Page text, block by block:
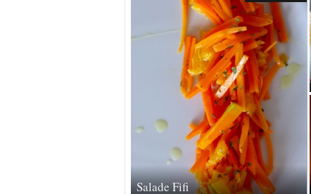
Salade Fifi